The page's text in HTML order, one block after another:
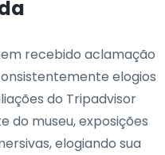
recebido aclamação
elogios
do Tripadvisor
do museu, exposições
elogiando sua